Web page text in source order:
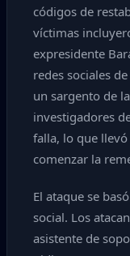
códigos de
víctimas
expresidente
redes sociales
un sargento de
investigadores
falla, lo que
comenzar la
El ataque se
social. Los
asistente de